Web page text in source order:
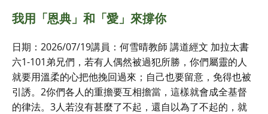
我用「恩典」和「愛」來撐你
日期：2026/07/19講員：何雪晴教師 講道經文 加拉太書
六1-101弟兄們，若有人偶然被過犯所勝，你們屬靈的人
就要用溫柔的心把他挽回過來；自己也要留意，免得也被
引誘。2你們各人的重擔要互相擔當，這樣就會成全基督
的律法。3人若沒有甚麼了不起，還自以為了不起的，就